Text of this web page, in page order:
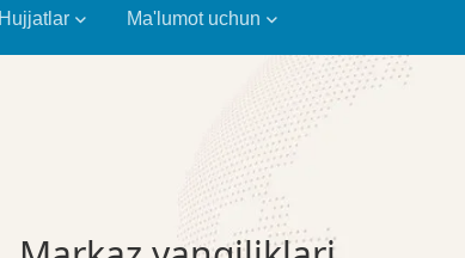
Hujjatlar Ma'lumot uchun